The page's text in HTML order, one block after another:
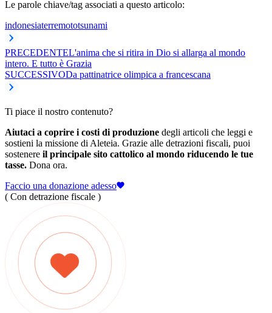
Le parole chiave/tag associati a questo articolo:
indonesiaterremototsunami
PRECEDENTEL'anima che si ritira in Dio si allarga al mondo
intero. E tutto è Grazia
SUCCESSIVODa pattinatrice olimpica a francescana
Ti piace il nostro contenuto?
Aiutaci a coprire i costi di produzione degli articoli che leggi e
sostieni la missione di Aleteia. Grazie alle detrazioni fiscali, puoi
sostenere il principale sito cattolico al mondo riducendo le tue
tasse. Dona ora.
Faccio una donazione adesso
( Con detrazione fiscale )